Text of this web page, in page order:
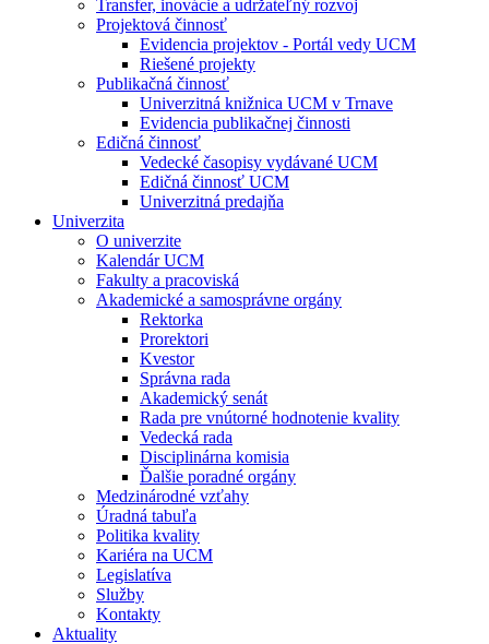
Transfer, inovácie a udržateľný rozvoj
Projektová činnosť
Evidencia projektov - Portál vedy UCM
Riešené projekty
Publikačná činnosť
Univerzitná knižnica UCM v Trnave
Evidencia publikačnej činnosti
Edičná činnosť
Vedecké časopisy vydávané UCM
Edičná činnosť UCM
Univerzitná predajňa
Univerzita
O univerzite
Kalendár UCM
Fakulty a pracoviská
Akademické a samosprávne orgány
Rektorka
Prorektori
Kvestor
Správna rada
Akademický senát
Rada pre vnútorné hodnotenie kvality
Vedecká rada
Disciplinárna komisia
Ďalšie poradné orgány
Medzinárodné vzťahy
Úradná tabuľa
Politika kvality
Kariéra na UCM
Legislatíva
Služby
Kontakty
Aktuality